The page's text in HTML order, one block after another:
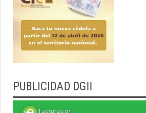
PUBLICIDAD DGII